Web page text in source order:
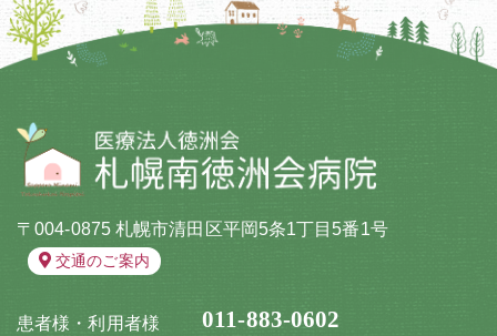
〒004-0875 札幌市清田区平岡5条1丁目5番1号
交通のご案内
患者様・利用者様 011-883-0602